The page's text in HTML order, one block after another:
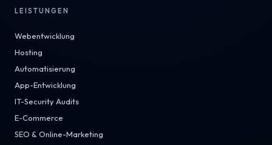
LEISTUNGEN
Webentwicklung
Hosting
Automatisierung
App-Entwicklung
IT-Security Audits
E-Commerce
SEO & Online-Marketing